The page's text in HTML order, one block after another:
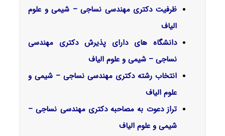
ظرفیت دکتری مهندسی نساجی – شیمی و علوم
الیاف
دانشگاه های دارای پذیرش دکتری مهندسی
نساجی – شیمی و علوم الیاف
انتخاب رشته دکتری مهندسی نساجی – شیمی و
علوم الیاف
تراز دعوت به مصاحبه دکتری مهندسی نساجی –
شیمی و علوم الیاف